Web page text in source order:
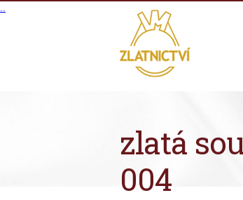
zlatá
004
..